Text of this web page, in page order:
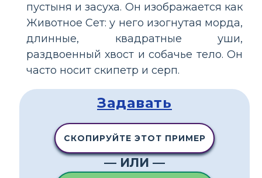
пустыня и засуха. Он изображается как
Животное Сет: у него изогнутая морда,
длинные, квадратные уши,
раздвоенный хвост и собачье тело. Он
часто носит скипетр и серп.
Задавать
СКОПИРУЙТЕ ЭТОТ ПРИМЕР
— ИЛИ —